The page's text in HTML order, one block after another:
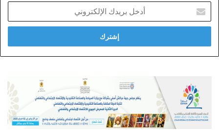
خ
ب
ر